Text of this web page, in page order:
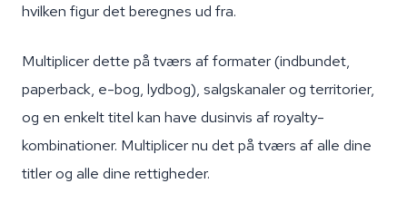
hvilken figur det beregnes ud fra.
Multiplicer dette på tværs af formater (indbundet,
paperback, e-bog, lydbog), salgskanaler og territorier,
og en enkelt titel kan have dusinvis af royalty-
kombinationer. Multiplicer nu det på tværs af alle dine
titler og alle dine rettigheder.